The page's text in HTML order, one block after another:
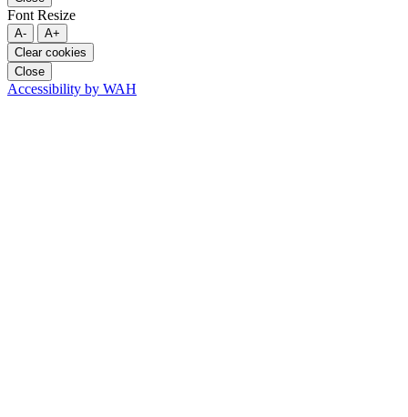
Font Resize
A-
A+
Clear cookies
Close
Accessibility by WAH